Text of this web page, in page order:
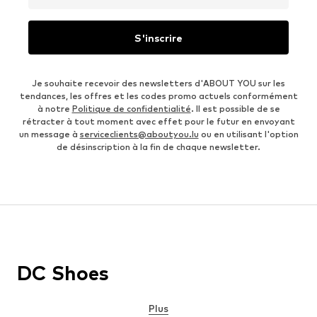
S'inscrire
Je souhaite recevoir des newsletters d'ABOUT YOU sur les
tendances, les offres et les codes promo actuels conformément
à notre Politique de confidentialité. Il est possible de se
rétracter à tout moment avec effet pour le futur en envoyant
un message à serviceclients@aboutyou.lu ou en utilisant l'option
de désinscription à la fin de chaque newsletter.
DC Shoes
Plus